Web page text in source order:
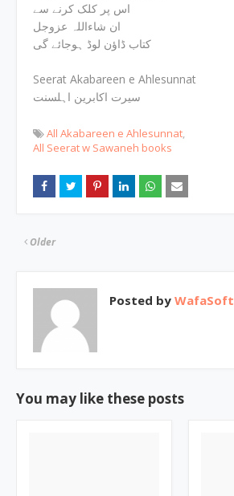
اس پر کلک کرنے سے
ان شاءاللہ عزوجل
کتاب ڈاؤن لوڈ ہوجائے گی
Seerat Akabareen e Ahlesunnat
All Akabareen e Ahlesunnat
All Seerat w Sawaneh books
Older
Posted by WafaSoft
You may like these posts